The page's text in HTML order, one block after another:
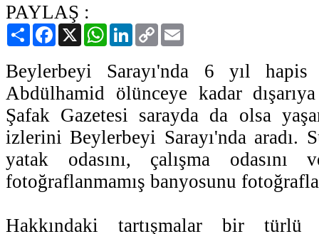
PAYLAŞ :
PaylaşFacebook
X WhatsAppLinkedIn
Copy
Link
Beylerbeyi Sarayı'nda 6 yıl
Abdülhamid ölünceye kadar
Şafak Gazetesi sarayda da olsa
izlerini Beylerbeyi Sarayı'nda aradı.
yatak odasını, çalışma
fotoğraflanmamış banyosunu
Hakkındaki tartışmalar bir